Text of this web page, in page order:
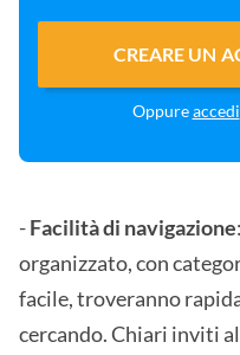
CREARE UN
Oppureaccedi
-Facilità di navigazione
organizzato, con
facile, troveranno
cercando. Chiari inviti